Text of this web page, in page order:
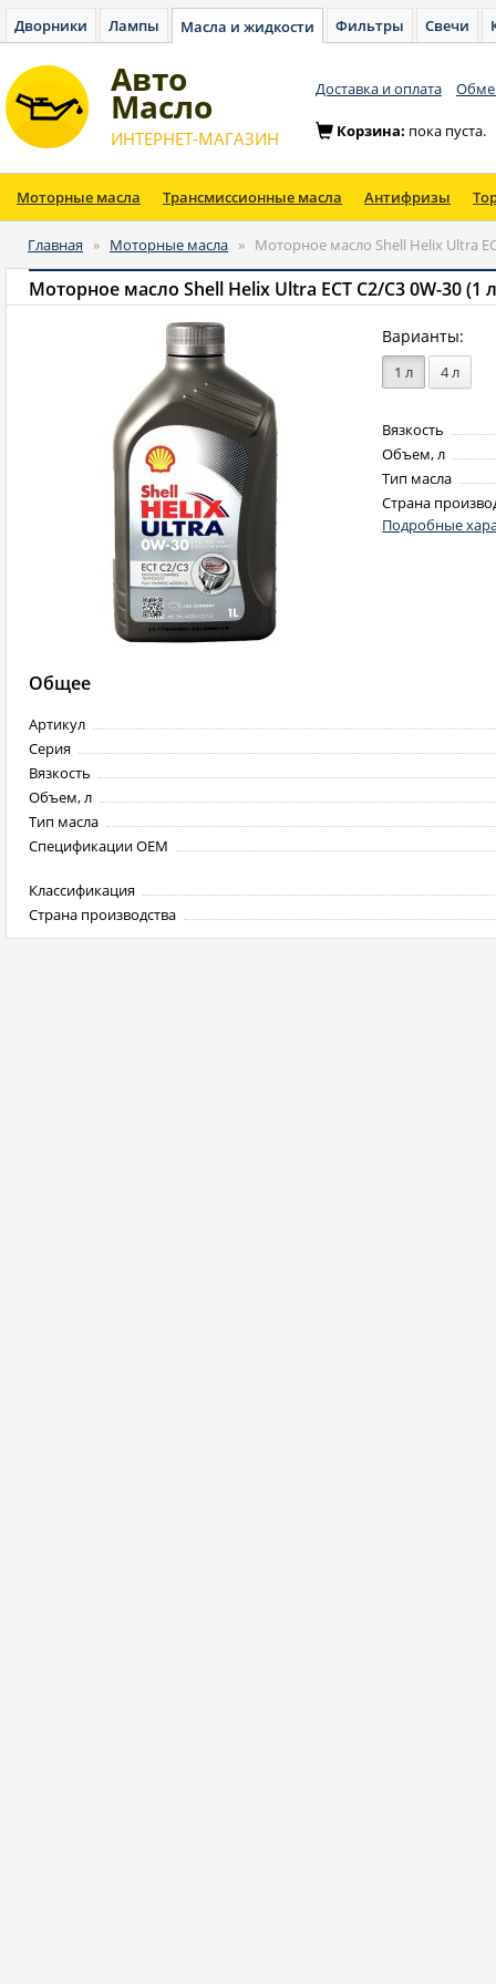
Дворники Лампы Масла и жидкости Фильтры Свечи
Авто
Масло
ИНТЕРНЕТ-МАГАЗИН
Доставка и оплата
Корзина: пока пуста.
Моторные масла Трансмиссионные масла Антифризы
Главная » Моторные масла » Моторное масло Shell Helix Ultra
Моторное масло Shell Helix Ultra ECT C2/C3 0W-30 (1
Варианты:
1 л 4 л
Вязкость
Объем, л
Тип масла
Страна
Подробные
Общее
Артикул
Серия
Вязкость
Объем, л
Тип масла
Спецификации OEM
Классификация
Страна производства